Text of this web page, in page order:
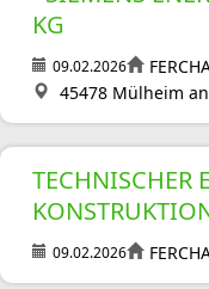
KG
09.02.2026
45478 Mülheim
TECHNISCHER
09.02.2026